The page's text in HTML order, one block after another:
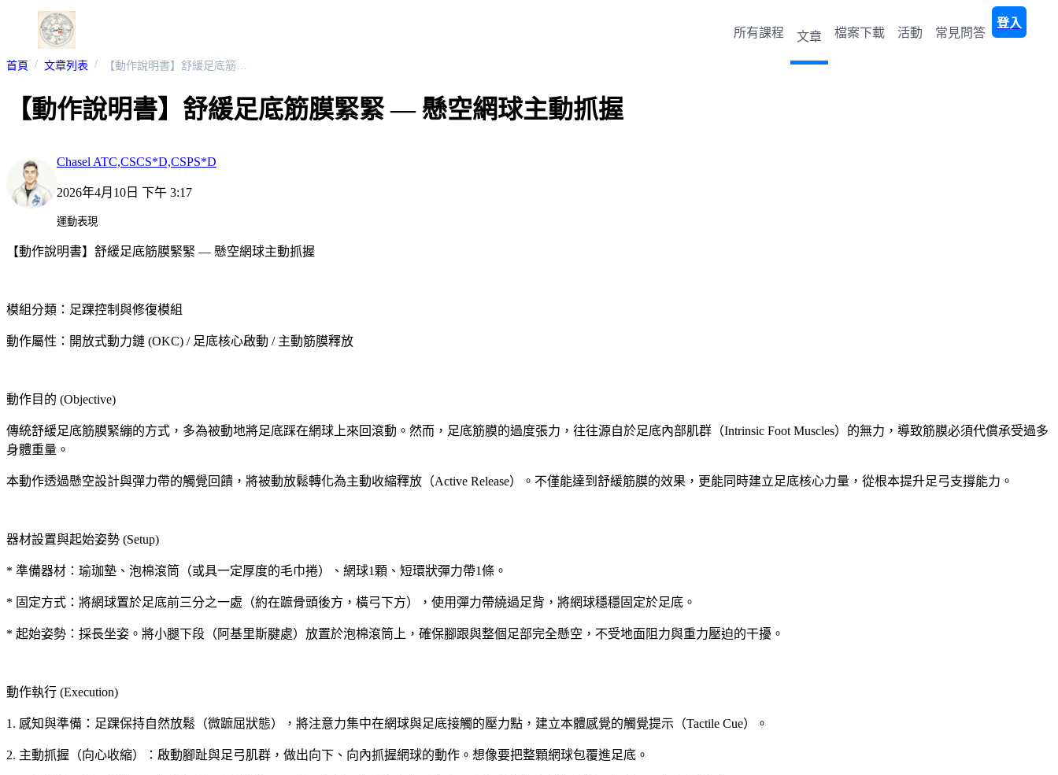
所有課程 文章 檔案下載 活動 常見問答
登入
首頁 文章列表 【動作說明書】舒緩足底筋膜緊緊 — 懸空網球主動抓握
【動作說明書】舒緩足底筋膜緊緊 — 懸空網球主動抓握
Chasel ATC,CSCS*D,CSPS*D
2026年4月10日 下午 3:17
運動表現
【動作說明書】舒緩足底筋膜緊緊 — 懸空網球主動抓握
模組分類：足踝控制與修復模組
動作屬性：開放式動力鏈 (OKC) / 足底核心啟動 / 主動筋膜釋放
動作目的 (Objective)
傳統舒緩足底筋膜緊繃的方式，多為被動地將足底踩在網球上來回滾動。然而，足底筋膜的過度張力，往往源自於足底內部肌群（Intrinsic Foot Muscles）的無力，導致筋膜必須代償承受過多
身體重量。
本動作透過懸空設計與彈力帶的觸覺回饋，將被動放鬆轉化為主動收縮釋放（Active Release）。不僅能達到舒緩筋膜的效果，更能同時建立足底核心力量，從根本提升足弓支撐能力。
器材設置與起始姿勢 (Setup)
* 準備器材：瑜珈墊、泡棉滾筒（或具一定厚度的毛巾捲）、網球1顆、短環狀彈力帶1條。
* 固定方式：將網球置於足底前三分之一處（約在蹠骨頭後方，橫弓下方），使用彈力帶繞過足背，將網球穩穩固定於足底。
* 起始姿勢：採長坐姿。將小腿下段（阿基里斯腱處）放置於泡棉滾筒上，確保腳跟與整個足部完全懸空，不受地面阻力與重力壓迫的干擾。
動作執行 (Execution)
1. 感知與準備：足踝保持自然放鬆（微蹠屈狀態），將注意力集中在網球與足底接觸的壓力點，建立本體感覺的觸覺提示（Tactile Cue）。
2. 主動抓握（向心收縮）：啟動腳趾與足弓肌群，做出向下、向內抓握網球的動作。想像要把整顆網球包覆進足底。